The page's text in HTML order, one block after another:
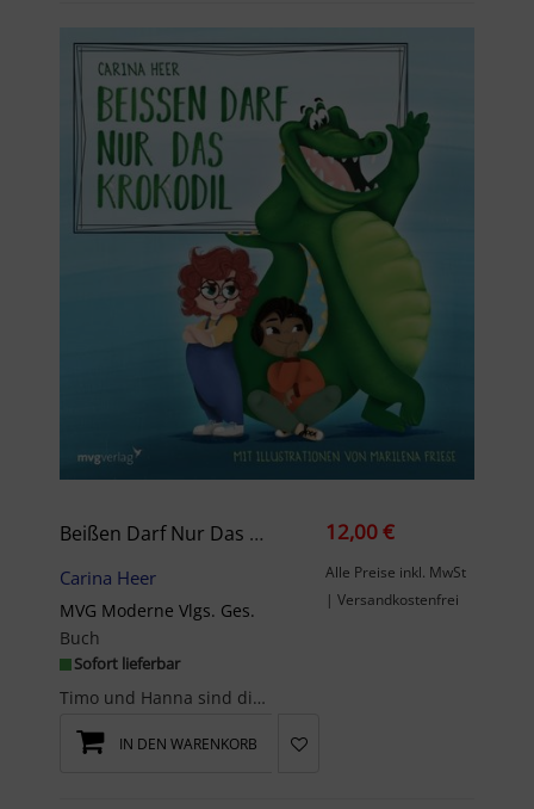
Beißen Darf Nur Das Krokodil
Carina Heer
MVG Moderne Vlgs. Ges.
Buch
Sofort lieferbar
Timo und Hanna sind die besten Freunde. Außer die beiden streiten. Als Timo Hanna ihren Puppenwag...
12,00 €
Alle Preise inkl. MwSt
| Versandkostenfrei
IN DEN WARENKORB